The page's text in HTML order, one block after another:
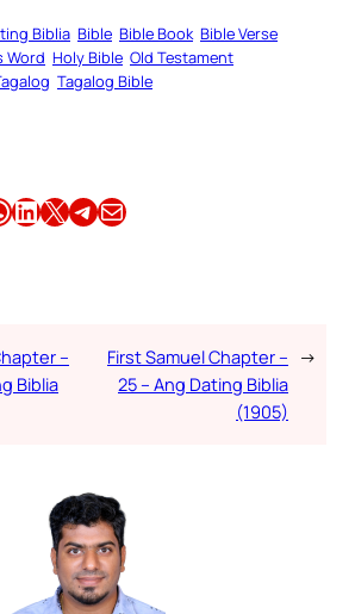
Biblia Bible Bible Book Bible Verse
Word Holy Bible Old Testament
Tagalog Bible
Share this article on LinkedIn Share this article on X Share this article on TelegramEmail this Article
–
Biblia
First Samuel Chapter –
25 – Ang Dating Biblia
(1905)
→